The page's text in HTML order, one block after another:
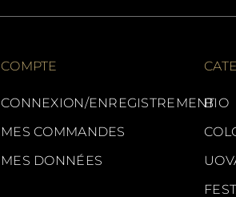
COMPTE
CONNEXION/ENREGISTREMENT
MES COMMANDES
MES DONNÉES
BIO